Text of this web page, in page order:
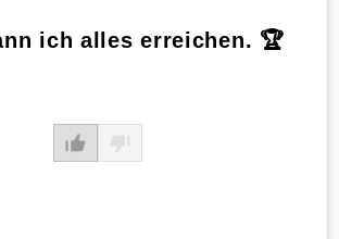
ich alles erreichen. 🏆